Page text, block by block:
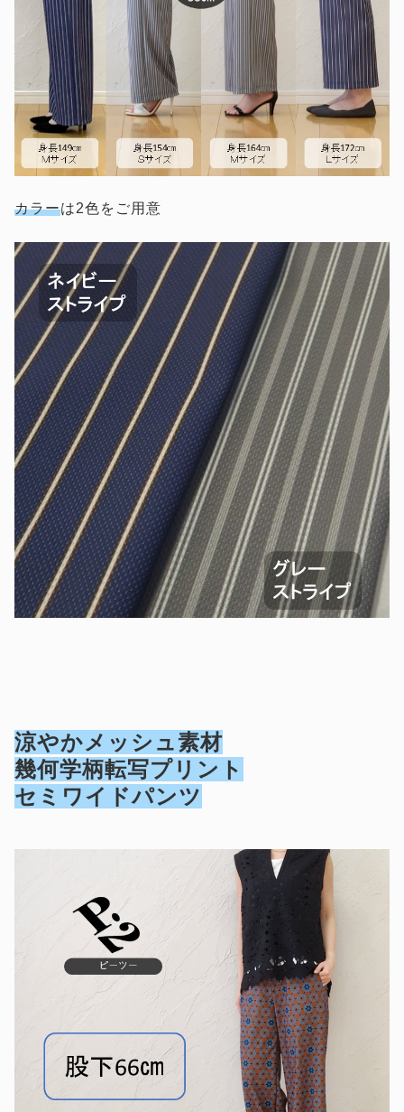
カラーは2色をご用意
涼やかメッシュ素材
幾何学柄転写プリント
セミワイドパンツ